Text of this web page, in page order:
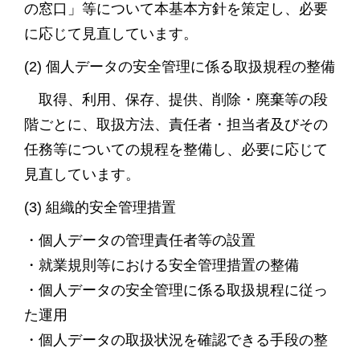
の窓口」等について本基本方針を策定し、必要
に応じて見直しています。
(2) 個人データの安全管理に係る取扱規程の整備
取得、利用、保存、提供、削除・廃棄等の段
階ごとに、取扱方法、責任者・担当者及びその
任務等についての規程を整備し、必要に応じて
見直しています。
(3) 組織的安全管理措置
・個人データの管理責任者等の設置
・就業規則等における安全管理措置の整備
・個人データの安全管理に係る取扱規程に従っ
た運用
・個人データの取扱状況を確認できる手段の整